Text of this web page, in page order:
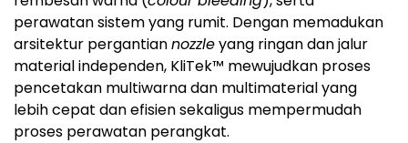
perawatan sistem yang rumit. Dengan memadukan
arsitektur pergantiannozzleyang ringan dan jalur
material independen, KliTek™ mewujudkan proses
pencetakan multiwarna dan multimaterial yang
lebih cepat dan efisien sekaligus mempermudah
proses perawatan perangkat.